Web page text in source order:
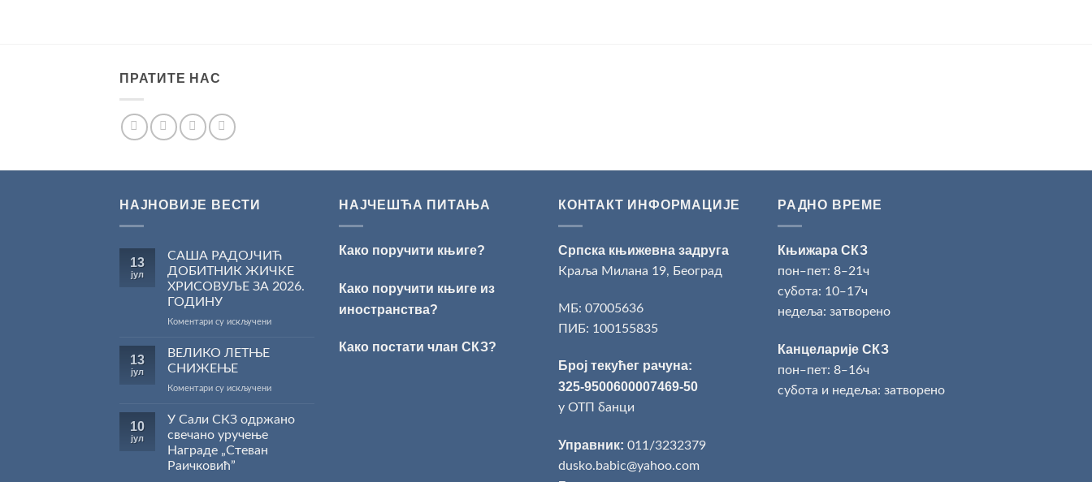
ПРАТИТЕ НАС
НАЈНОВИЈЕ ВЕСТИ
13
јул
САША РАДОЈЧИЋ
ДОБИТНИК ЖИЧКЕ
ХРИСОВУЉЕ ЗА 2026.
ГОДИНУ
Коментари су искљученина
ХРИСОВУЉЕ
2026.
13
јул
ВЕЛИКО ЛЕТЊЕ
СНИЖЕЊЕ
Коментари су искљученина
10
јул
У Сали СКЗ одржано
свечано уручење
Награде „Стеван
Раичковић”
НАЈЧЕШЋА ПИТАЊА
Како поручити књиге?
Како поручити књиге из
иностранства?
Како постати члан СКЗ?
КОНТАКТ ИНФОРМАЦИЈЕ
Српска књижевна задруга
Краља Милана 19, Београд
МБ: 07005636
ПИБ: 100155835
Број текућег рачуна:
325-9500600007469-50
у ОТП банци
Управник: 011/3232379
dusko.babic@yahoo.com
РАДНО ВРЕМЕ
Књижара СКЗ
пон‒пет: 8‒21ч
субота: 10‒17ч
недеља: затворено
Канцеларије СКЗ
пон‒пет: 8‒16ч
субота и недеља: затворено